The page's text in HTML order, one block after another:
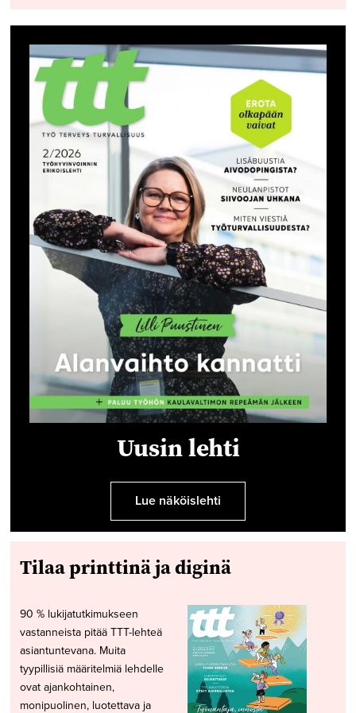
Uusin lehti
Lue näköislehti
Tilaa printtinä ja diginä
90 % lukijatutkimukseen
vastanneista pitää TTT-lehteä
asiantuntevana. Muita
tyypillisiä määritelmiä lehdelle
ovat ajankohtainen,
monipuolinen, luotettava ja